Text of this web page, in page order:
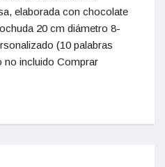
elaborada con chocolate
20 cm diámetro 8-
(10 palabras
no incluido Comprar